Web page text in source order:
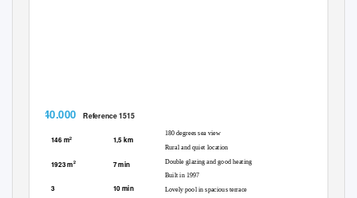
€ 440.000 Reference 1515
180 degrees sea view
146 m2 1,5 km
7 min
10 min
Rural and quiet location
Double glazing and good heating
Built in 1997
1923 m2
3 Lovely pool in spacious terrace